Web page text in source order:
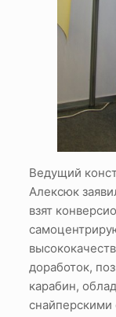
Ведущий
Алексюк
взят
доработок,
карабин,